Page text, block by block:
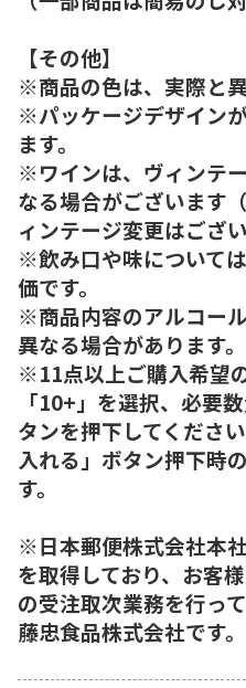
【その他】
※商品の色は、実際と
※パッケージデザイン
ます。
※ワインは、ヴィンテ
なる場合がございます
ィンテージ変更はござ
※飲み口や味について
価です。
※商品内容のアルコー
異なる場合があります。
※11点以上ご購入希望
「10+」を選択、必要
タンを押下してくださ
入れる」ボタン押下時
す。
※日本郵便株式会社本
を取得しており、お客
の受注取次業務を行っ
藤忠食品株式会社です。